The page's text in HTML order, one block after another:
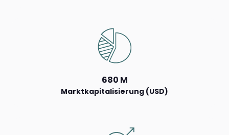
680 M
Marktkapitalisierung (USD)